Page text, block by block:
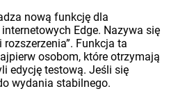
nową funkcję dla
Edge. Nazywa się
Funkcja ta
osobom, które otrzymają
edycję testową. Jeśli się
wydania stabilnego.